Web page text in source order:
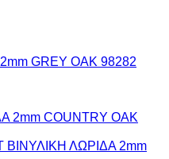
GREY OAK 98282